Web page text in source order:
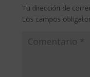
Tu dirección de
Los campos